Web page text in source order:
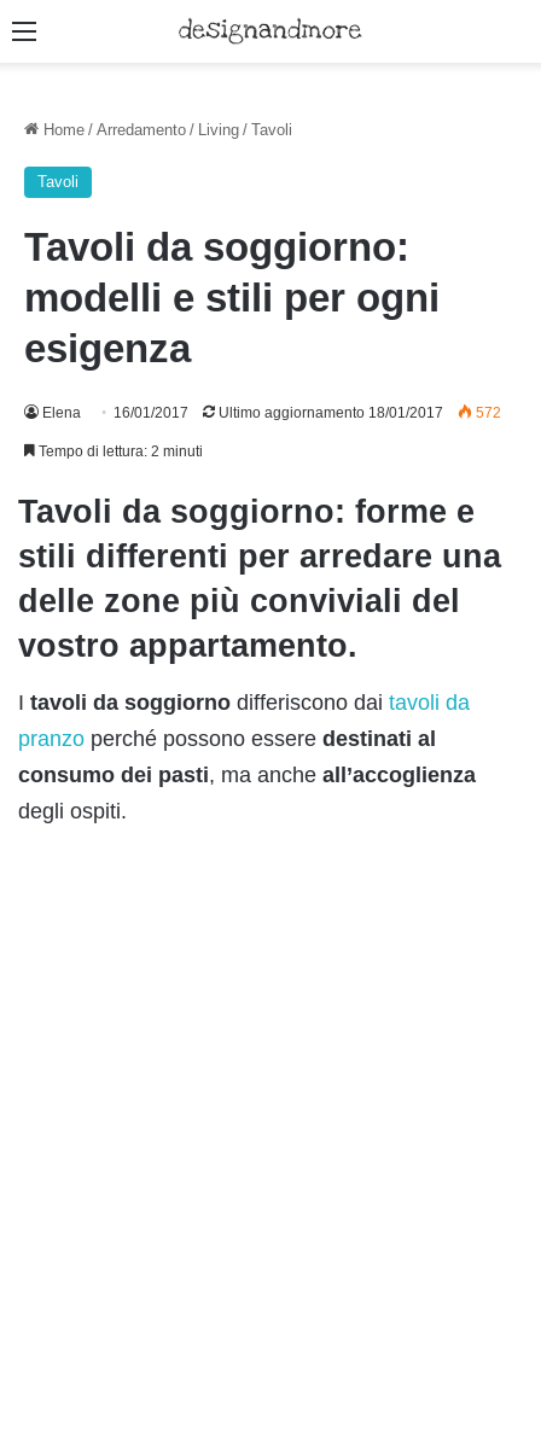
Menu
Home / Arredamento / Living / Tavoli
Tavoli
Tavoli da soggiorno:
modelli e stili per ogni
esigenza
Elena 16/01/2017 Ultimo aggiornamento 18/01/2017 572
Tempo di lettura: 2 minuti
Tavoli da soggiorno: forme e
stili differenti per arredare una
delle zone più conviviali del
vostro appartamento.
I tavoli da soggiorno differiscono dai tavoli da
pranzo perché possono essere destinati al
consumo dei pasti, ma anche all’accoglienza
degli ospiti.